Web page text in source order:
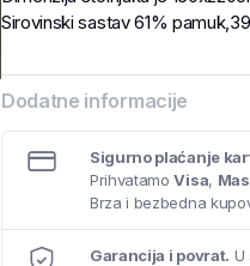
Sirovinski sastav 61%
Dodatne informacije
Sigurno plaćanje
PrihvatamoVisa,
Brza i bezbedna
Garancija i povrat. U